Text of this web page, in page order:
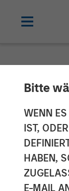
Bitte
WENN
IST,
HABEN,
E-MAIL